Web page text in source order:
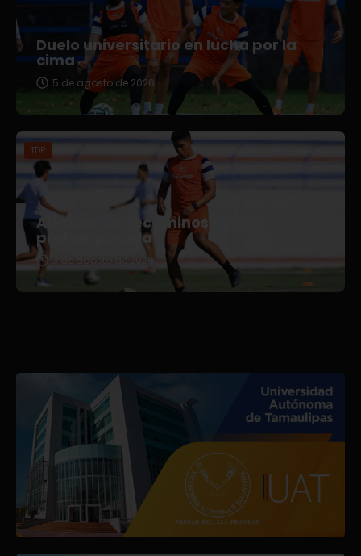
Duelo universitario en lucha por la
cima
5 de agosto de 2026
TDP
Afianza Correcaminos TDP su
pretemporada
3 de agosto de 2026